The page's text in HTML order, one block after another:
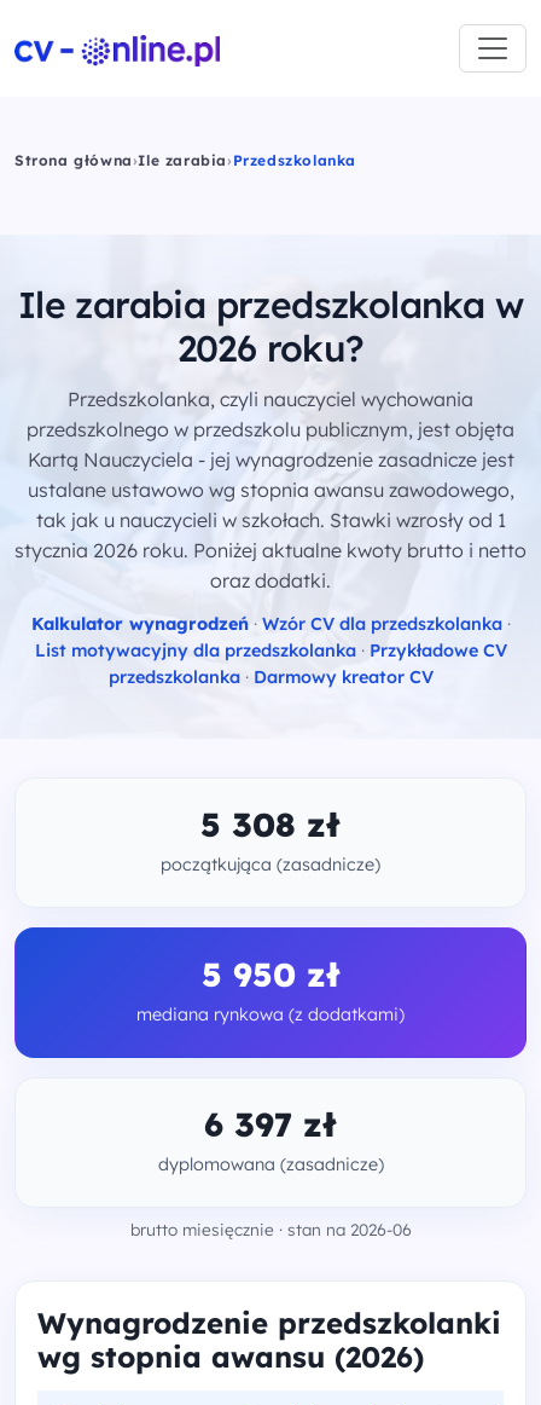
Strona główna›Ile zarabia› Przedszkolanka
Ile zarabia przedszkolanka w
2026 roku?
Przedszkolanka, czyli nauczyciel wychowania
przedszkolnego w przedszkolu publicznym, jest objęta
Kartą Nauczyciela - jej wynagrodzenie zasadnicze jest
ustalane ustawowo wg stopnia awansu zawodowego,
tak jak u nauczycieli w szkołach. Stawki wzrosły od 1
stycznia 2026 roku. Poniżej aktualne kwoty brutto i netto
oraz dodatki.
Kalkulator wynagrodzeń · Wzór CV dla przedszkolanka ·
List motywacyjny dla przedszkolanka · Przykładowe CV
przedszkolanka · Darmowy kreator CV
5 308 zł
początkująca (zasadnicze)
5 950 zł
mediana rynkowa (z dodatkami)
6 397 zł
dyplomowana (zasadnicze)
brutto miesięcznie · stan na 2026-06
Wynagrodzenie przedszkolanki
wg stopnia awansu (2026)